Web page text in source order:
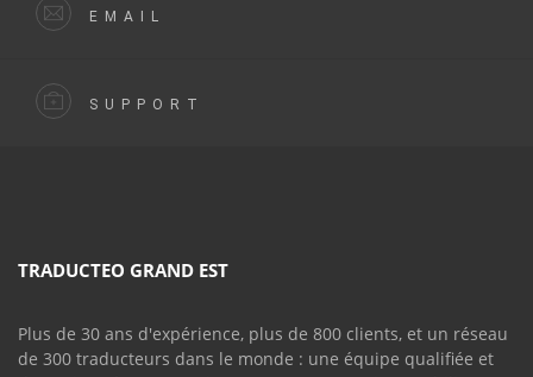
EMAIL
SUPPORT
TRADUCTEO GRAND EST
Plus de 30 ans d'expérience, plus de 800 clients, et un réseau
de 300 traducteurs dans le monde : une équipe qualifiée et